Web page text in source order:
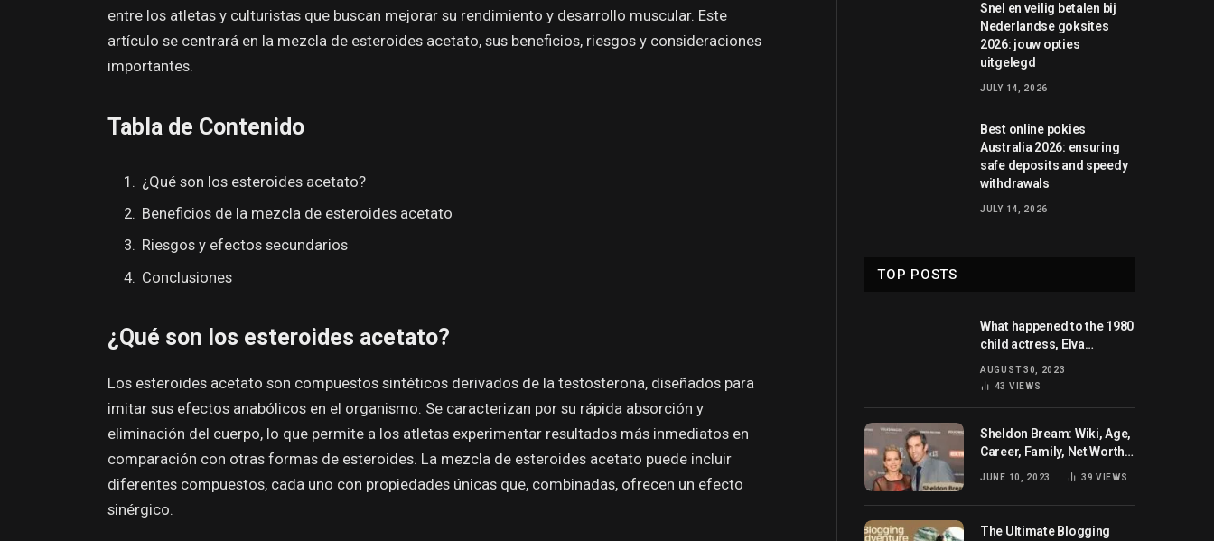
entre los atletas y culturistas que buscan mejorar su rendimiento y desarrollo muscular. Este
artículo se centrará en la mezcla de esteroides acetato, sus beneficios, riesgos y consideraciones
importantes.
Tabla de Contenido
¿Qué son los esteroides acetato?
Beneficios de la mezcla de esteroides acetato
Riesgos y efectos secundarios
Conclusiones
¿Qué son los esteroides acetato?
Los esteroides acetato son compuestos sintéticos derivados de la testosterona, diseñados para
imitar sus efectos anabólicos en el organismo. Se caracterizan por su rápida absorción y
eliminación del cuerpo, lo que permite a los atletas experimentar resultados más inmediatos en
comparación con otras formas de esteroides. La mezcla de esteroides acetato puede incluir
diferentes compuestos, cada uno con propiedades únicas que, combinadas, ofrecen un efecto
sinérgico.
Snel en veilig betalen bij
Nederlandse goksites
2026: jouw opties
uitgelegd
JULY 14, 2026
Best online pokies
Australia 2026: ensuring
safe deposits and speedy
withdrawals
JULY 14, 2026
TOP POSTS
What happened to the 1980
child actress, Elva
husband and net worth
AUGUST 30, 2023
43 VIEWS
Sheldon Bream: Wiki, Age,
Career, Family, Net Worth,
JUNE 10, 2023 39 VIEWS
The Ultimate Blogging